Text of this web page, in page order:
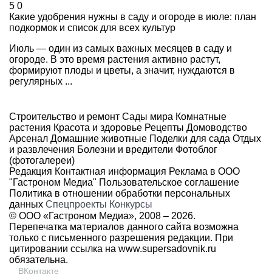
5 0
Какие удобрения нужны в саду и огороде в июле: план
подкормок и список для всех культур
Июль — один из самых важных месяцев в саду и
огороде. В это время растения активно растут,
формируют плоды и цветы, а значит, нуждаются в
регулярных ...
Строительство и ремонт Сады мира Комнатные
растения Красота и здоровье Рецепты Домоводство
Арсенал Домашние животные Поделки для сада Отдых
и развлечения Болезни и вредители Фотоблог
(фотогалереи)
Редакция Контактная информация Реклама в ООО
"Гастроном Медиа" Пользовательское соглашение
Политика в отношении обработки персональных
данных Спецпроекты Конкурсы
© ООО «Гастроном Медиа», 2008 – 2026.
Перепечатка материалов данного сайта возможна
только с письменного разрешения редакции. При
цитировании ссылка на www.supersadovnik.ru
обязательна.
ВКонтакте